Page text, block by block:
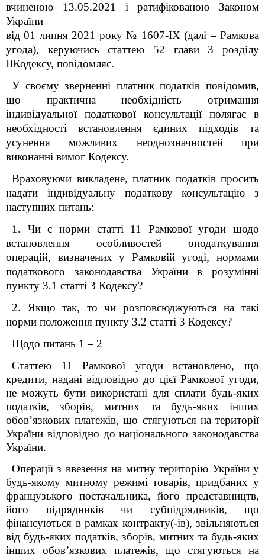
вчиненою 13.05.2021 і ратифікованою Законом
України
від 01 липня 2021 року № 1607-IX (далі – Рамкова
угода), керуючись статтею 52 глави 3 розділу
ІІКодексу, повідомляє.
У своєму зверненні платник податків повідомив,
що практична необхідність отримання
індивідуальної податкової консультації полягає в
необхідності встановлення єдиних підходів та
усунення можливих неоднозначностей при
виконанні вимог Кодексу.
Враховуючи викладене, платник податків просить
надати індивідуальну податкову консультацію з
наступних питань:
1. Чи є норми статті 11 Рамкової угоди щодо
встановлення особливостей оподаткування
операцій, визначених у Рамковій угоді, нормами
податкового законодавства України в розумінні
пункту 3.1 статті 3 Кодексу?
2. Якщо так, то чи розповсюджуються на такі
норми положення пункту 3.2 статті 3 Кодексу?
Щодо питань 1 – 2
Статтею 11 Рамкової угоди встановлено, що
кредити, надані відповідно до цієї Рамкової угоди,
не можуть бути використані для сплати будь-яких
податків, зборів, митних та будь-яких інших
обов’язкових платежів, що стягуються на території
України відповідно до національного законодавства
України.
Операції з ввезення на митну територію України у
будь-якому митному режимі товарів, придбаних у
французького постачальника, його представництв,
його підрядників чи субпідрядників, що
фінансуються в рамках контракту(-ів), звільняються
від будь-яких податків, зборів, митних та будь-яких
інших обов’язкових платежів, що стягуються на